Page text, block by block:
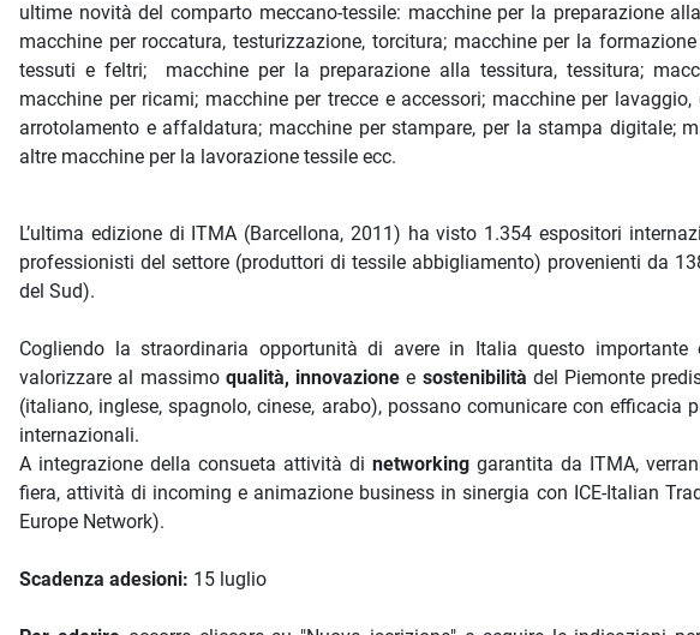
ultime novità del comparto meccano-tessile: macchine per la preparazione
macchine per roccatura, testurizzazione, torcitura; macchine per la
tessuti e feltri; macchine per la preparazione alla tessitura, tessitura;
macchine per ricami; macchine per trecce e accessori; macchine per
arrotolamento e affaldatura; macchine per stampare, per la stampa digitale;
altre macchine per la lavorazione tessile ecc.
L’ultima edizione di ITMA (Barcellona, 2011) ha visto 1.354 espositori
professionisti del settore (produttori di tessile abbigliamento) provenienti da
del Sud).
Cogliendo la straordinaria opportunità di avere in Italia questo importante
valorizzare al massimo qualità, innovazione e sostenibilità del Piemonte
(italiano, inglese, spagnolo, cinese, arabo), possano comunicare con efficacia
internazionali.
A integrazione della consueta attività di networking garantita da ITMA,
fiera, attività di incoming e animazione business in sinergia con ICE-Italian
Europe Network).
Scadenza adesioni: 15 luglio